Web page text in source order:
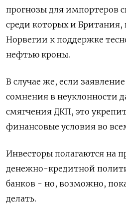
прогнозы для импортеров
среди которых и Британия,
Норвегии к поддержке
нефтью кроны.
В случае же, если
сомнения в неуклонности
смягчения ДКП, это
финансовые условия во
Инвесторы полагаются на
денежно-кредитной
банков - но, возможно,
делать.